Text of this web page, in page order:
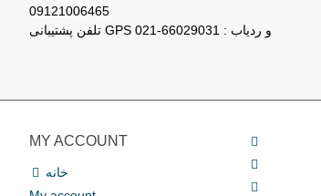
09121006465
تلفن پشتیبانی GPS و ردیاب : 66029031-021
MY ACCOUNT
خانه